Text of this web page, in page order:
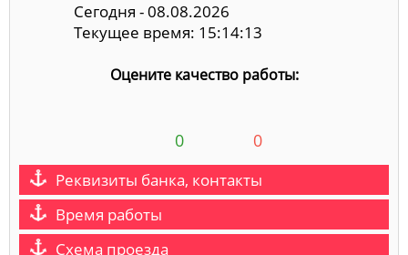
Сегодня - 08.08.2026
Текущее время: 15:14:14
Оцените качество работы:
0 0
Реквизиты банка, контакты
Время работы
Схема проезда